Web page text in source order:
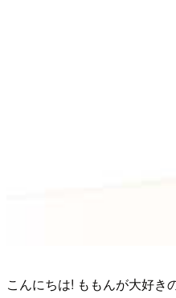
こんにちは! ももんが大好き